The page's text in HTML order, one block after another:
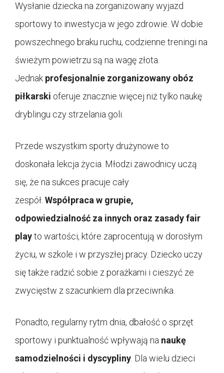
Wysłanie dziecka na zorganizowany wyjazd
sportowy to inwestycja w jego zdrowie. W dobie
powszechnego braku ruchu, codzienne treningi na
świeżym powietrzu są na wagę złota.
Jednak profesjonalnie zorganizowany obóz
piłkarski oferuje znacznie więcej niż tylko naukę
dryblingu czy strzelania goli.
Przede wszystkim sporty drużynowe to
doskonała lekcja życia. Młodzi zawodnicy uczą
się, że na sukces pracuje cały
zespół. Współpraca w grupie,
odpowiedzialność za innych oraz zasady fair
playto wartości, które zaprocentują w dorosłym
życiu, w szkole i w przyszłej pracy. Dziecko uczy
się także radzić sobie z porażkami i cieszyć ze
zwycięstw z szacunkiem dla przeciwnika.
Ponadto, regularny rytm dnia, dbałość o sprzęt
sportowy i punktualność wpływają na naukę
samodzielności i dyscypliny . Dla wielu dzieci